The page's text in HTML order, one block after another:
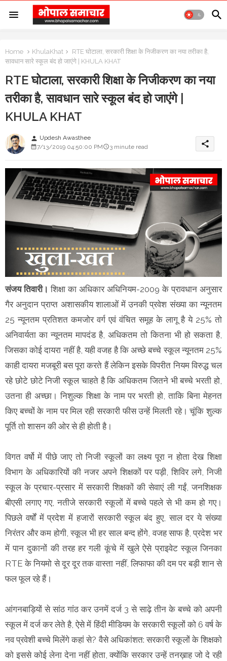
Home KhulaKhat
RTE घोटाला, सरकारी शिक्षा के निजीकरण का नया तरीका है,
सावधान सारे स्कूल बंद हो जाएंगे | KHULA KHAT
RTE घोटाला, सरकारी शिक्षा के निजीकरण का नया
तरीका है, सावधान सारे स्कूल बंद हो जाएंगे |
KHULA KHAT
person Updesh Awasthee
7/13/2019 04:50:00 PM
3 minute read share
संजय तिवारी। शिक्षा का अधिकार अधिनियम-2009 के प्रावधान अनुसार
गैर अनुदान प्राप्त अशासकीय शालाओं में उनकी प्रवेश संख्या का न्यूनतम
25 न्यूनतम प्रतिशत कमजोर वर्ग एवं वंचित समूह के लागू है ये 25% तो
अनिवार्यता का न्यूनतम मापदंड है, अधिकतम तो कितना भी हो सकता है,
जिसका कोई दायरा नहीं है, यही वजह है कि अच्छे बच्चे स्कूल न्यूनतम 25%
काही दायरा मजबूरी बस पूरा करते हैं लेकिन इसके विपरीत नियम विरुद्ध चल
रहे छोटे छोटे निजी स्कूल चाहते है कि अधिकतम जितने भी बच्चे भरती हो,
उतना ही अच्छा। निशुल्क शिक्षा के नाम पर भरती हो, ताकि बिना मेहनत
किए बच्चों के नाम पर मिल रही सरकारी फीस उन्हें मिलती रहे। चूंकि शुल्क
पूर्ति तो शासन की ओर से ही होती है।
विगत वर्षो में पीछे जाए तो निजी स्कूलों का लक्ष्य पूरा न होता देख शिक्षा
विभाग के अधिकारियों की नजर अपने शिक्षकों पर पड़ी, शिविर लगे, निजी
स्कूल के प्रचार-प्रसार में सरकारी शिक्षकों की सेवाएं ली गईं, जनशिक्षक
बीएसी लगाए गए, नतीजे सरकारी स्कूलों में बच्चे पहले से भी कम हो गए।
पिछले वर्षों में प्रदेश में हजारों सरकारी स्कूल बंद हुए, साल दर ये संख्या
निरंतर और कम होगी, स्कूल भी हर साल बन्द होंगे, वजह साफ है, प्रदेश भर
में पान दुकानों की तरह हर गली कूंचे में खुले ऐसे प्राइवेट स्कूल जिनका
RTE के नियमो से दूर दूर तक वास्ता नहीं, लिफाफा की दम पर बड़ी शान से
फल फूल रहे हैं।
आंगनबाड़ियों से सांठ गांठ कर उनमें दर्ज 3 से साढ़े तीन के बच्चे को अपनी
स्कूल में दर्ज कर लेते है, ऐसे में हिंदी मीडियम के सरकारी स्कूलों को 6 वर्ष के
नव प्रवेशी बच्चे मिलेंगे कहां से? वैसे अधिकांशत: सरकारी स्कूलों के शिक्षको
को इससे कोई लेना देना नहीं होता, क्योंकि सरकार उन्हें तनख़ाह जो दे रही